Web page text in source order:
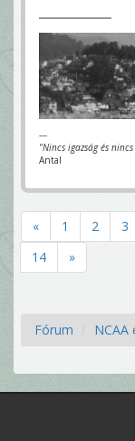
---
"Nincs igazság és
Antal
« 1 2 3
14
»
Fórum NCAA